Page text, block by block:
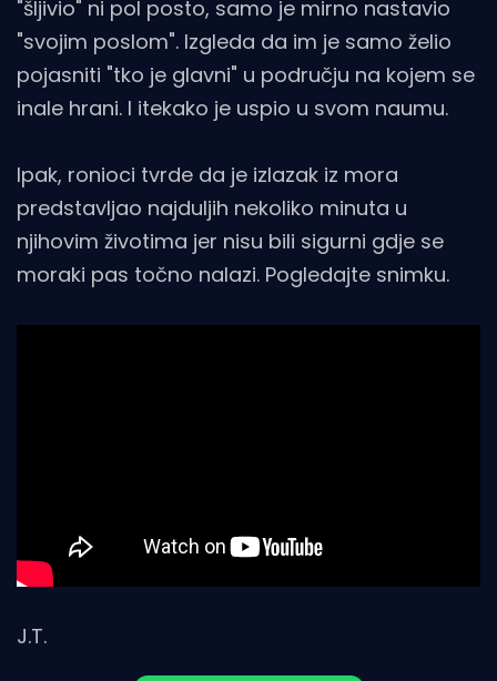
"šljivio" ni pol posto, samo je mirno nastavio
"svojim poslom". Izgleda da im je samo želio
pojasniti "tko je glavni" u području na kojem se
inale hrani. I itekako je uspio u svom naumu.
Ipak, ronioci tvrde da je izlazak iz mora
predstavljao najduljih nekoliko minuta u
njihovim životima jer nisu bili sigurni gdje se
moraki pas točno nalazi. Pogledajte snimku.
J.T.